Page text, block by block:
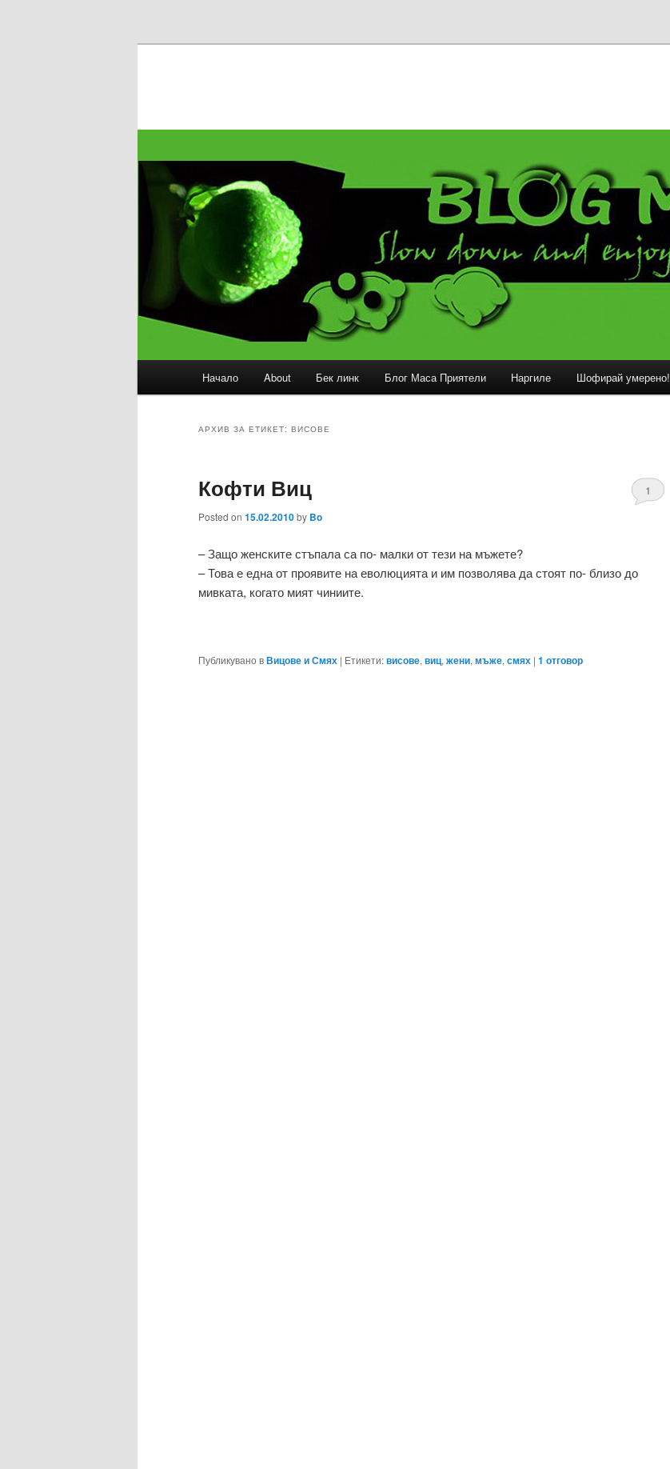
Към
Към
Начало About Бек линк Блог Маса Приятели Наргиле Шофирай умерено!
АРХИВ ЗА ЕТИКЕТ: ВИСОВЕ
Кофти Виц
Posted on 15.02.2010by Bo
1
– Защо женските стъпала са по- малки от тези на мъжете?
– Това е една от проявите на еволюцията и им позволява да стоят по- близо до
мивката, когато мият чиниите.
Публикувано вВицове и Смях | Етикети:висове, виц, жени, мъже, смях | 1 отговор